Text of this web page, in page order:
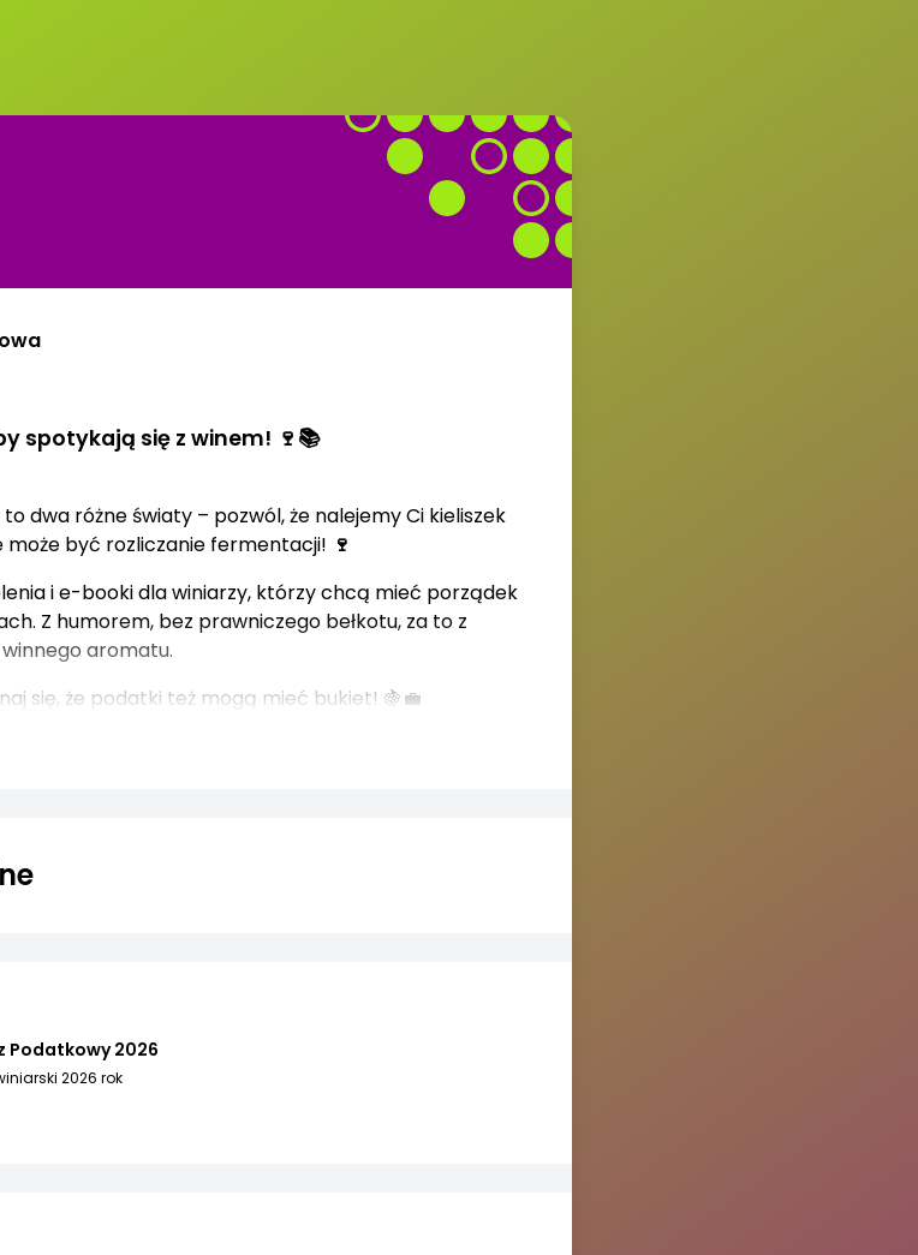
spotykają się z winem! 🍷📚
dwa różne światy – pozwól, że nalejemy Ci kieliszek
może być rozliczanie fermentacji! 🍷
i e-booki dla winiarzy, którzy chcą mieć porządek
Z humorem, bez prawniczego bełkotu, za to z
aromatu.
się, że podatki też mogą mieć bukiet! 🍇💼
Podatkowy 2026
2026 rok